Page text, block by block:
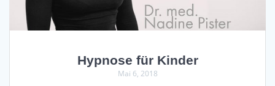
Hypnose für Kinder
Mai 6, 2018